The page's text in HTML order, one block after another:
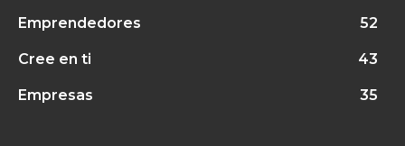
Emprendedores 52
Cree en ti 43
Empresas 35